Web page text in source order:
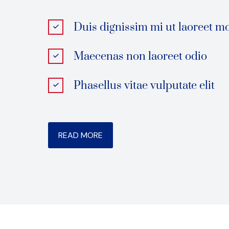
Duis dignissim mi ut laoreet
Maecenas non laoreet odio
Phasellus vitae vulputate elit
READ MORE